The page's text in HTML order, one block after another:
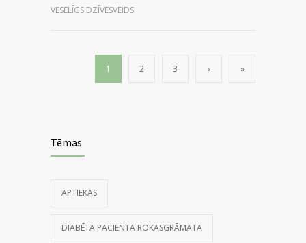
VESELĪGS DZĪVESVEIDS
1 2 3 › »
Tēmas
APTIEKAS
DIABĒTA PACIENTA ROKASGRĀMATA